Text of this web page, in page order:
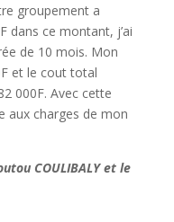
groupement a
dans ce montant, j’ai
de 10 mois. Mon
et le cout total
000F. Avec cette
aux charges de mon
COULIBALY et le